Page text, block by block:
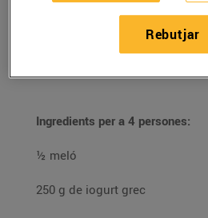
Sopa freda de
amb iogurt
Ingredients per a 4 persones:
½ meló
250 g de iogurt grec
Rebutjar